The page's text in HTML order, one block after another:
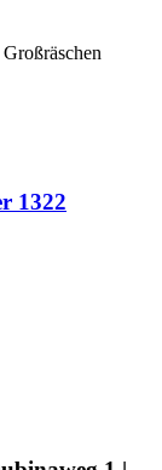
1322